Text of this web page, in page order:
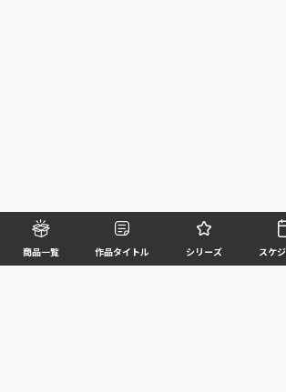
商品一覧 作品タイトル シリーズ スケ